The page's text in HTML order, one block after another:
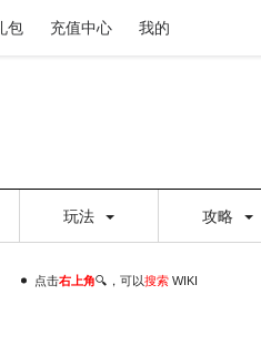
包 充值中心 我的
玩法 攻略
点击右上角🔍，可以搜索WIKI